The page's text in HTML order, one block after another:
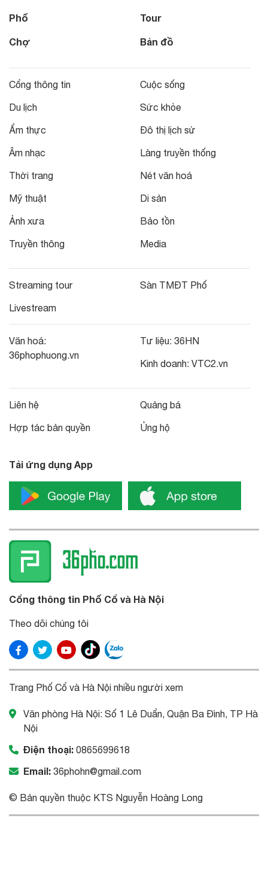
Phố
Chợ
Tour
Bản đồ
Cổng thông tin
Du lịch
Ẩm thực
Âm nhạc
Thời trang
Mỹ thuật
Ảnh xưa
Truyền thông
Cuộc sống
Sức khỏe
Đô thị lịch sử
Làng truyền thống
Nét văn hoá
Di sản
Bảo tồn
Media
Streaming tour
Livestream
Sàn TMĐT Phố
Văn hoá:
36phophuong.vn
Tư liệu: 36HN
Kinh doanh: VTC2.vn
Liên hệ
Hợp tác bản quyền
Quảng bá
Ủng hộ
Tải ứng dụng App
Cổng thông tin Phố Cổ và Hà Nội
Theo dõi chúng tôi
Trang Phố Cổ và Hà Nội nhiều người xem
Văn phòng Hà Nội: Số 1 Lê Duẩn, Quận Ba Đình, TP Hà
Nội
Điện thoại: 0865699618
Email: 36phohn@gmail.com
© Bản quyền thuộc KTS Nguyễn Hoàng Long